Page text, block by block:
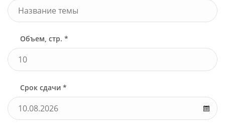
Объем, стр. *
Срок сдачи *